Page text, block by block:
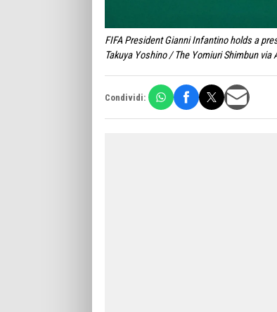
FIFA President Gianni Infantino holds a
Takuya Yoshino / The Yomiuri Shimbun via
Condividi: